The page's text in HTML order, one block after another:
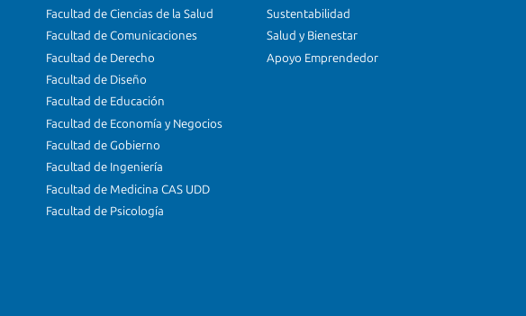
Facultad de Ciencias de la Salud
Facultad de Comunicaciones
Facultad de Derecho
Facultad de Diseño
Facultad de Educación
Facultad de Economía y Negocios
Facultad de Gobierno
Facultad de Ingeniería
Facultad de Medicina CAS UDD
Facultad de Psicología
Sustentabilidad
Salud y Bienestar
Apoyo Emprendedor